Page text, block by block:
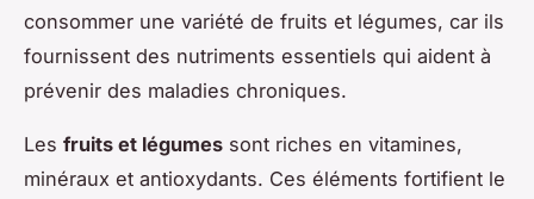
consommer une variété de fruits et légumes, car ils
fournissent des nutriments essentiels qui aident à
prévenir des maladies chroniques.
Les fruits et légumes sont riches en vitamines,
minéraux et antioxydants. Ces éléments fortifient le